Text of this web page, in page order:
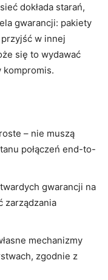
dokłada starań,
gwarancji: pakiety
w innej
się to wydawać
kompromis.
– nie muszą
połączeń end-to-
gwarancji na
zarządzania
mechanizmy
zgodnie z